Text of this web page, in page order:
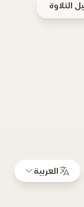
التلاوة
العربية